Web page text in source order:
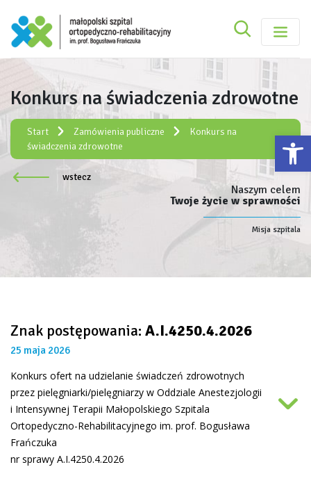
Małopolski Szpital Ortopedyczno-Szukaj
Szukaj
Rejestracja elektroniczna:
Konkurs na świadczenia zdrowotne
Start Zamówienia publiczne
Konkurs na
świadczenia zdrowotne
wstecz
Naszym celem
Twoje życie w sprawności
Misja szpitala
Znak postępowania: A.I.4250.4.2026
25 maja 2026
Konkurs ofert na udzielanie świadczeń zdrowotnych
przez pielęgniarki/pielęgniarzy w Oddziale Anestezjologii
i Intensywnej Terapii Małopolskiego Szpitala
Ortopedyczno-Rehabilitacyjnego im. prof. Bogusława
Frańczuka
nr sprawy A.I.4250.4.2026